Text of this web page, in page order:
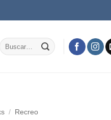
Buscar
por:
/ Recreo